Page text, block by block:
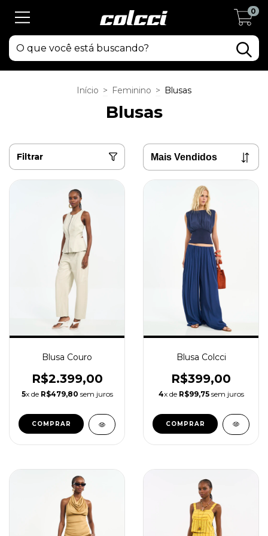
0
Início > Feminino > Blusas
Blusas
Filtrar
Blusa Couro
R$2.399,00
5x de R$479,80 sem juros
COMPRAR
Blusa Colcci
R$399,00
4x de R$99,75sem juros
COMPRAR